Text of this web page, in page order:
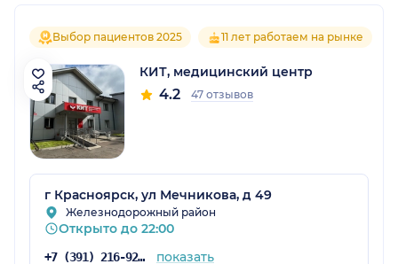
Выбор пациентов 2025 11 лет работаем на рынке
КИТ, медицинский центр
4.2 47 отзывов
г Красноярск, ул Мечникова, д 49
Железнодорожный район
Открыто до 22:00
+7 (391) 216-92-73 показать